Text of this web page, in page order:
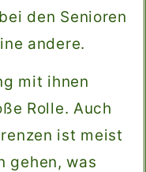
den Senioren
andere.
mit ihnen
Rolle. Auch
ist meist
gehen, was